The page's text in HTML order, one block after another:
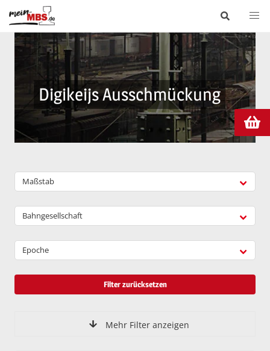
Digikeijs Ausschmückung
Maßstab
Bahngesellschaft
Epoche
Filter zurücksetzen
Mehr Filter anzeigen